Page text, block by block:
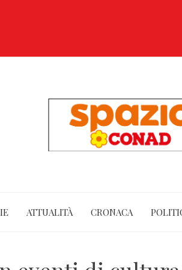
ATTUALITÀ CRONACA